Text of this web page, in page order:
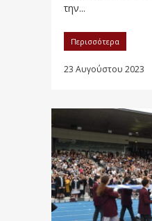
την...
Περισσότερα
23 Αυγούστου 2023